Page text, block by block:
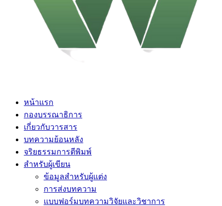
หน้าแรก
กองบรรณาธิการ
เกี่ยวกับวารสาร
บทความย้อนหลัง
จริยธรรมการตีพิมพ์
สำหรับผู้เขียน
ข้อมูลสำหรับผู้แต่ง
การส่งบทความ
แบบฟอร์มบทความวิจัยและวิชาการ